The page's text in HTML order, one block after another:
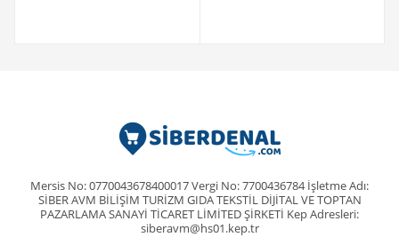
Mersis No: 0770043678400017 Vergi No: 7700436784 İşletme Adı:
SİBER AVM BİLİŞİM TURİZM GIDA TEKSTİL DİJİTAL VE TOPTAN
PAZARLAMA SANAYİ TİCARET LİMİTED ŞİRKETİ Kep Adresleri:
siberavm@hs01.kep.tr